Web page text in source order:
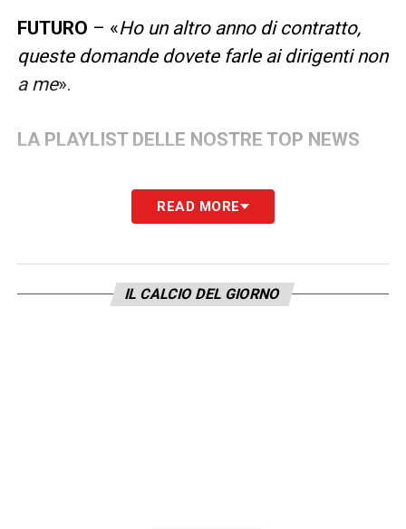
FUTURO – «Ho un altro anno di contratto,
queste domande dovete farle ai dirigenti non
a me».
LA PLAYLIST DELLE NOSTRE TOP NEWS
READ MORE
IL CALCIO DEL GIORNO